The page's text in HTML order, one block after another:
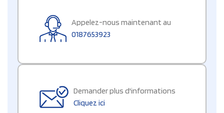
Appelez-nous maintenant au
0187653923
Demander plus d'informations
Cliquez ici